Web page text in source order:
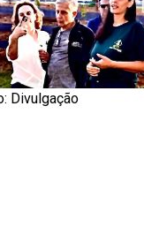
Divulgação